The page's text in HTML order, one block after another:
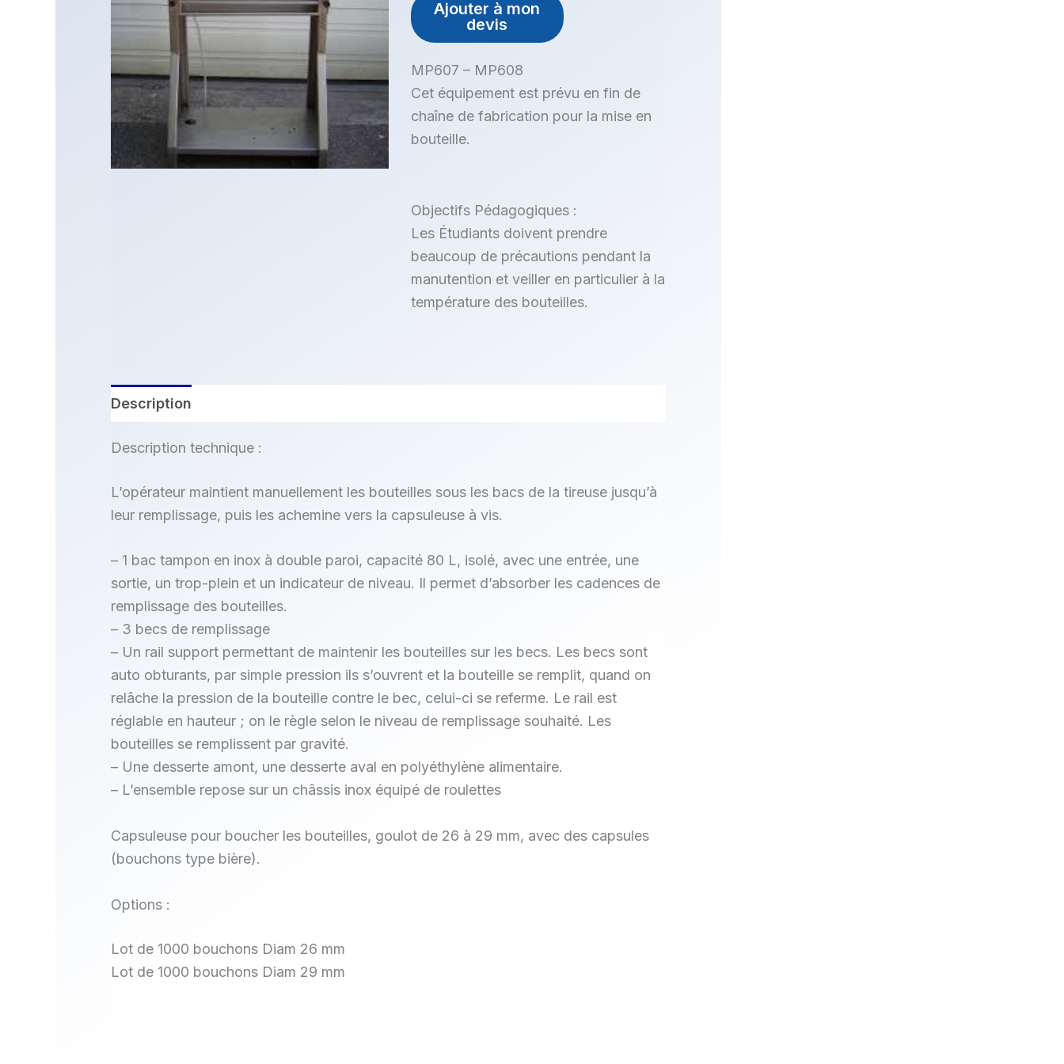
Ajouter à mon
devis
MP607 – MP608
Cet équipement est prévu en fin de
chaîne de fabrication pour la mise en
bouteille.
Objectifs Pédagogiques :
Les Étudiants doivent prendre
beaucoup de précautions pendant la
manutention et veiller en particulier à la
température des bouteilles.
Description
Description technique :
L’opérateur maintient manuellement les bouteilles sous les bacs de la tireuse jusqu’à
leur remplissage, puis les achemine vers la capsuleuse à vis.
– 1 bac tampon en inox à double paroi, capacité 80 L, isolé, avec une entrée, une
sortie, un trop-plein et un indicateur de niveau. Il permet d’absorber les cadences de
remplissage des bouteilles.
– 3 becs de remplissage
– Un rail support permettant de maintenir les bouteilles sur les becs. Les becs sont
auto obturants, par simple pression ils s’ouvrent et la bouteille se remplit, quand on
relâche la pression de la bouteille contre le bec, celui-ci se referme. Le rail est
réglable en hauteur ; on le règle selon le niveau de remplissage souhaité. Les
bouteilles se remplissent par gravité.
– Une desserte amont, une desserte aval en polyéthylène alimentaire.
– L’ensemble repose sur un châssis inox équipé de roulettes
Capsuleuse pour boucher les bouteilles, goulot de 26 à 29 mm, avec des capsules
(bouchons type bière).
Options :
Lot de 1000 bouchons Diam 26 mm
Lot de 1000 bouchons Diam 29 mm